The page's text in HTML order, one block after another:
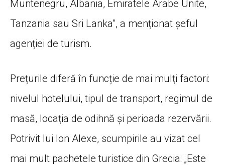
Muntenegru, Albania, Emiratele Arabe Unite,
Tanzania sau Sri Lanka”, a menționat șeful
agenției de turism.
Prețurile diferă în funcție de mai mulți factori:
nivelul hotelului, tipul de transport, regimul de
masă, locația de odihnă și perioada rezervării.
Potrivit lui Ion Alexe, scumpirile au vizat cel
mai mult pachetele turistice din Grecia: „Este